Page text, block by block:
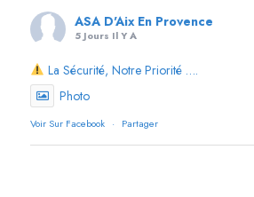
ASA D'Aix En Provence
5 Jours Il Y A
La Sécurité, Notre Priorité ….
Photo
Voir Sur Facebook · Partager